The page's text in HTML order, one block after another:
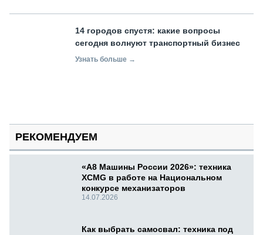
14 городов спустя: какие вопросы
сегодня волнуют транспортный бизнес
Узнать больше →
РЕКОМЕНДУЕМ
«А8 Машины России 2026»: техника
XCMG в работе на Национальном
конкурсе механизаторов
14.07.2026
Как выбрать самосвал: техника под